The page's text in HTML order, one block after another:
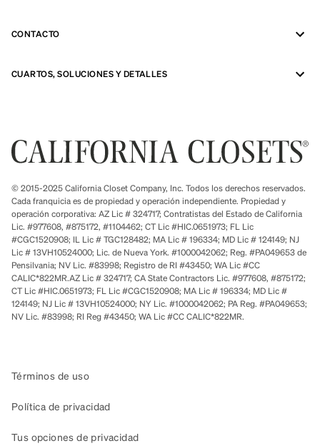
CONTACTO
CUARTOS, SOLUCIONES Y DETALLES
© 2015-2025 California Closet Company, Inc. Todos los derechos reservados.
Cada franquicia es de propiedad y operación independiente. Propiedad y
operación corporativa: AZ Lic # 324717; Contratistas del Estado de California
Lic. #977608, #875172, #1104462; CT Lic #HIC.0651973; FL Lic
#CGC1520908; IL Lic # TGC128482; MA Lic # 196334; MD Lic # 124149; NJ
Lic # 13VH10524000; Lic. de Nueva York. #1000042062; Reg. #PA049653 de
Pensilvania; NV Lic. #83998; Registro de RI #43450; WA Lic #CC
CALIC*822MR.AZ Lic # 324717; CA State Contractors Lic. #977608, #875172;
CT Lic #HIC.0651973; FL Lic #CGC1520908; MA Lic # 196334; MD Lic #
124149; NJ Lic # 13VH10524000; NY Lic. #1000042062; PA Reg. #PA049653;
NV Lic. #83998; RI Reg #43450; WA Lic #CC CALIC*822MR.
Términos de uso
Política de privacidad
Tus opciones de privacidad